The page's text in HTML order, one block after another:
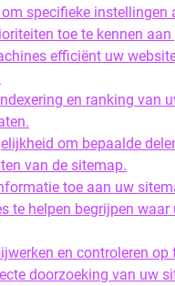
specifieke instellingen
toe te kennen aan
efficiënt uw
en ranking van
om bepaalde
van de sitemap.
toe aan uw
te helpen begrijpen waar
en controleren
doorzoeking van uw